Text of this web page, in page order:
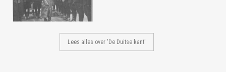
Lees alles over 'De Duitse kant'